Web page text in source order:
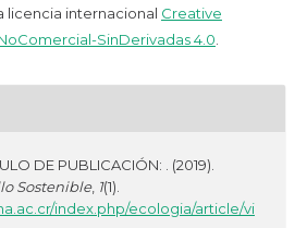
licencia internacional Creative
SinDerivadas 4.0.
DE PUBLICACIÓN: . (2019).
Sostenible, 1(1).
index.php/ecologia/article/vi